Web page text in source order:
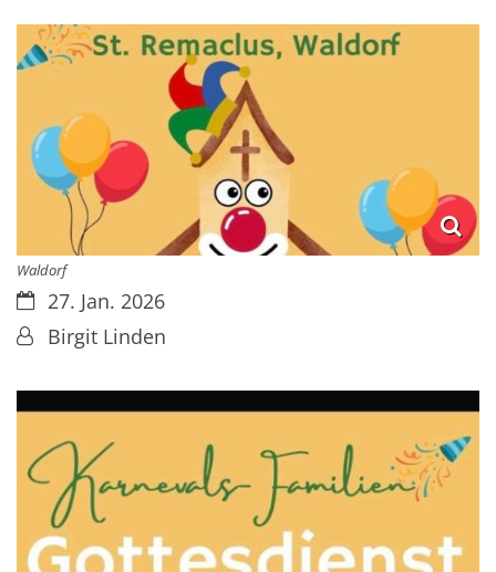
Waldorf
Datum:27. Jan. 2026
Von:Birgit Linden